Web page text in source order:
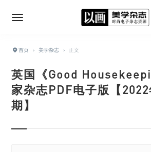
首页 › 美学杂志 › 正文
英国《Good
家杂志PDF电子版【
期】